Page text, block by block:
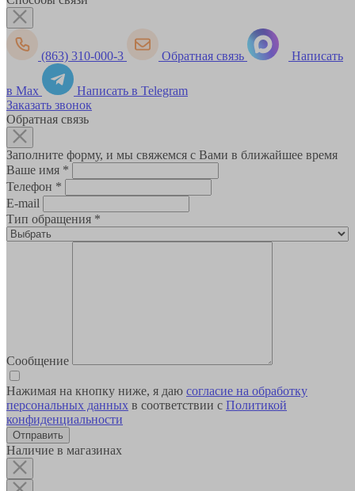
(863) 310-000-3 Обратная связь Написать
в Max
Написать в Telegram
Заказать звонок
Обратная связь
Заполните форму, и мы свяжемся с Вами в ближайшее время
Ваше имя *
Телефон *
E-mail
Тип обращения *
Сообщение
Нажимая на кнопку ниже, я даю согласие на обработку
персональных данных в соответствии с Политикой
конфиденциальности
Наличие в магазинах